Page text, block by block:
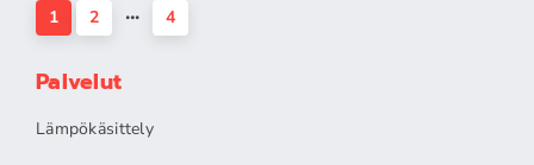
1 2 4
Palvelut
Lämpökäsittely